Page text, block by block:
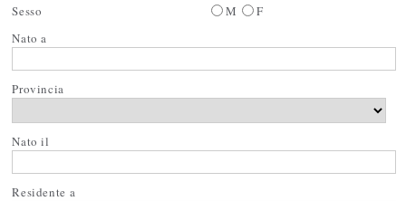
Sesso M
F
Nato a
Provincia
Nato il
Residente a